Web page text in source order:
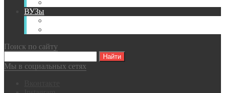
ВУЗы
Поиск по сайту
Мы в социальных сетях